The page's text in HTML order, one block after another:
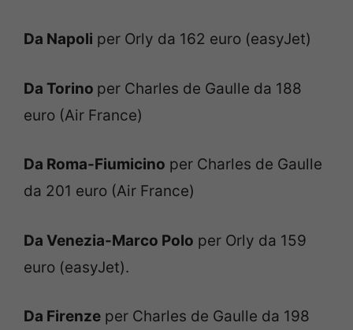
Da Napoli per Orly da 162 euro (easyJet)
Da Torino per Charles de Gaulle da 188
euro (Air France)
Da Roma-Fiumicino per Charles de Gaulle
da 201 euro (Air France)
Da Venezia-Marco Polo per Orly da 159
euro (easyJet).
Da Firenze per Charles de Gaulle da 198